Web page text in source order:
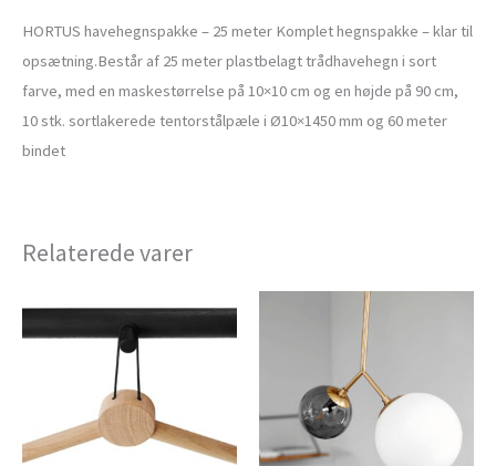
HORTUS havehegnspakke – 25 meter Komplet hegnspakke – klar til
opsætning.Består af 25 meter plastbelagt trådhavehegn i sort
farve, med en maskestørrelse på 10×10 cm og en højde på 90 cm,
10 stk. sortlakerede tentorstålpæle i Ø10×1450 mm og 60 meter
bindet
Relaterede varer